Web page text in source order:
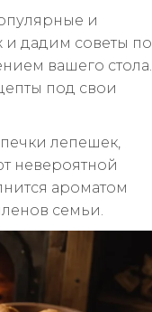
и
и дадим советы по
вашего стола.
под свои
лепешек,
невероятной
ароматом
семьи.